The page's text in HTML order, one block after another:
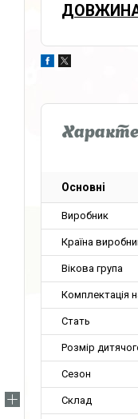
ДОВЖИНА
Основні
Виробник
Країна
Вікова група
Комплектація
Стать
Розмір
Сезон
Склад